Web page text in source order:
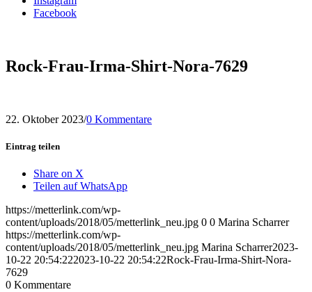
Facebook
Rock-Frau-Irma-Shirt-Nora-7629
22. Oktober 2023/0 Kommentare
Eintrag teilen
Share on X
Teilen auf WhatsApp
https://metterlink.com/wp-
content/uploads/2018/05/metterlink_neu.jpg 0 0 Marina Scharrer
https://metterlink.com/wp-
content/uploads/2018/05/metterlink_neu.jpg Marina Scharrer2023-
10-22 20:54:222023-10-22 20:54:22Rock-Frau-Irma-Shirt-Nora-
7629
0 Kommentare